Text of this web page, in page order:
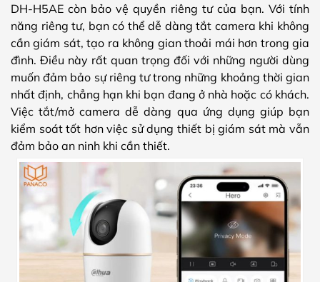
DH-H5AE còn bảo vệ quyền riêng tư của bạn. Với tính
năng riêng tư, bạn có thể dễ dàng tắt camera khi không
cần giám sát, tạo ra không gian thoải mái hơn trong gia
đình. Điều này rất quan trọng đối với những người dùng
muốn đảm bảo sự riêng tư trong những khoảng thời gian
nhất định, chẳng hạn khi bạn đang ở nhà hoặc có khách.
Việc tắt/mở camera dễ dàng qua ứng dụng giúp bạn
kiểm soát tốt hơn việc sử dụng thiết bị giám sát mà vẫn
đảm bảo an ninh khi cần thiết.